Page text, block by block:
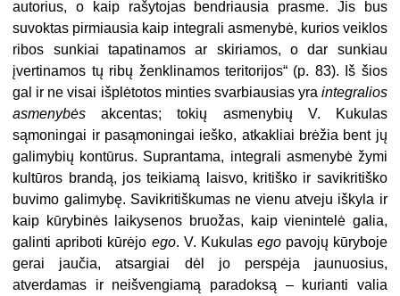
autorius, o kaip rašytojas bendriausia prasme. Jis bus
suvoktas pirmiausia kaip integrali asmenybė, kurios veiklos
ribos sunkiai tapatinamos ar skiriamos, o dar sunkiau
įvertinamos tų ribų ženklinamos teritorijos“ (p. 83). Iš šios
gal ir ne visai išplėtotos minties svarbiausias yra integralios
asmenybės akcentas; tokių asmenybių V. Kukulas
sąmoningai ir pasąmoningai ieško, atkakliai brėžia bent jų
galimybių kontūrus. Suprantama, integrali asmenybė žymi
kultūros brandą, jos teikiamą laisvo, kritiško ir savikritiško
buvimo galimybę. Savikritiškumas ne vienu atveju iškyla ir
kaip kūrybinės laikysenos bruožas, kaip vienintelė galia,
galinti apriboti kūrėjo ego. V. Kukulas egopavojų kūryboje
gerai jaučia, atsargiai dėl jo perspėja jaunuosius,
atverdamas ir neišvengiamą paradoksą – kurianti valia